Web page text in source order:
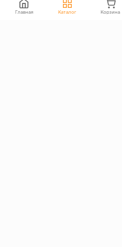
Политика
Согласие на обработку
Главная Каталог Корзина